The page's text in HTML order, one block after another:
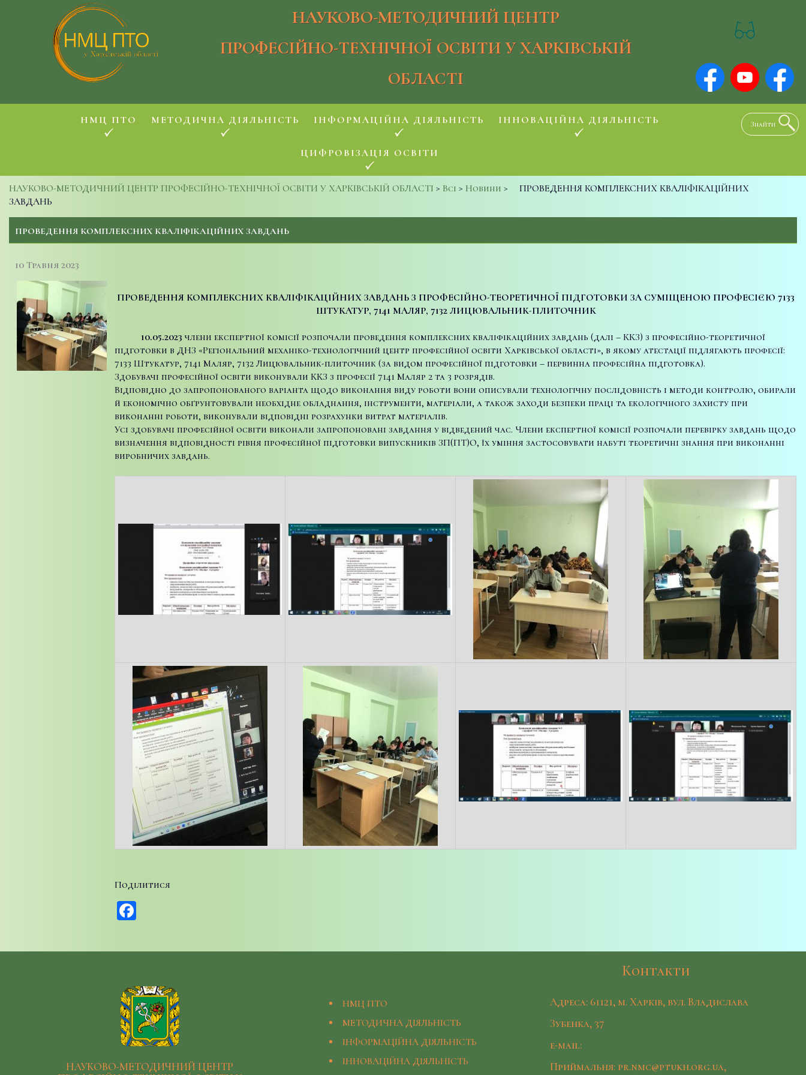
НАУКОВО-МЕТОДИЧНИЙ ЦЕНТР
ПРОФЕСІЙНО-ТЕХНІЧНОЇ ОСВІТИ У ХАРКІВСЬКІЙ
ОБЛАСТІ
НМЦ ПТО МЕТОДИЧНА ДІЯЛЬНІСТЬ ІНФОРМАЦІЙНА ДІЯЛЬНІСТЬ ІННОВАЦІЙНА ДІЯЛЬНІСТЬ
ЦИФРОВІЗАЦІЯ ОСВІТИ
НАУКОВО-МЕТОДИЧНИЙ ЦЕНТР ПРОФЕСІЙНО-ТЕХНІЧНОЇ ОСВІТИ У ХАРКІВСЬКІЙ ОБЛАСТІ > Всі > Новини >
ПРОВЕДЕННЯ КОМПЛЕКСНИХ КВАЛІФІКАЦІЙНИХ
ЗАВДАНЬ
ПРОВЕДЕННЯ КОМПЛЕКСНИХ КВАЛІФІКАЦІЙНИХ ЗАВДАНЬ
10 Травня 2023
ПРОВЕДЕННЯ КОМПЛЕКСНИХ КВАЛІФІКАЦІЙНИХ ЗАВДАНЬ З ПРОФЕСІЙНО-ТЕОРЕТИЧНОЇ ПІДГОТОВКИ ЗА СУМІЩЕНОЮ ПРОФЕСІЄЮ7133
ШТУКАТУР, 7141 МАЛЯР, 7132 ЛИЦЮВАЛЬНИК-ПЛИТОЧНИК
10.05.2023члени експертної комісії розпочали проведення комплексних кваліфікаційних завдань (далі – ККЗ) з професійно-теоретичної
підготовки в ДНЗ «Регіональний механіко-технологічний центр професійної освіти Харківської області», в якому атестації підлягають професії:
7133 Штукатур, 7141 Маляр, 7132 Лицювальник-плиточник (за видом професійної підготовки – первинна професійна підготовка).
Здобувачі професійної освіти виконували ККЗ з професії 7141 Маляр 2 та 3 розрядів.
Відповідно до запропонованого варіанта щодо виконання виду роботи вони описували технологічну послідовність і методи контролю, обирали
й економічно обґрунтовували необхідне обладнання, інструменти, матеріали, а також заходи безпеки праці та екологічного захисту при
виконанні роботи, виконували відповідні розрахунки витрат матеріалів.
Усі здобувачі професійної освіти виконали запропоновані завдання у відведений час. Члени експертної комісії розпочали перевірку завдань щодо
визначення відповідності рівня професійної підготовки випускників ЗП(ПТ)О, їх уміння застосовувати набуті теоретичні знання при виконанні
виробничих завдань.
Поділитися
НАУКОВО-МЕТОДИЧНИЙ ЦЕНТР
НМЦ ПТО
МЕТОДИЧНА ДІЯЛЬНІСТЬ
ІНФОРМАЦІЙНА ДІЯЛЬНІСТЬ
ІННОВАЦІЙНА ДІЯЛЬНІСТЬ
Контакти
Адреса: 61121, м. Харків, вул. Владислава
Зубенка, 37
e-mail:
Приймальня: pr.nmc@ptukh.org.ua,